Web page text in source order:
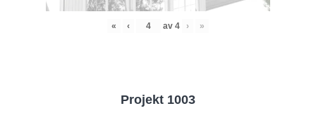
« ‹ av 4 › »
Projekt 1003